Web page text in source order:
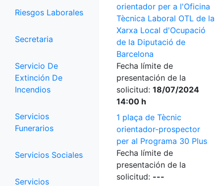
Riesgos Laborales
Secretaria
Servicio De
Extinción De
Incendios
Servicios
Funerarios
Servicios Sociales
Servicios
orientador per a l'Oficina
Tècnica Laboral OTL de la
Xarxa Local d'Ocupació
de la Diputació de
Barcelona
Fecha límite de
presentación de la
solicitud: 18/07/2024
14:00 h
1 plaça de Tècnic
orientador-prospector
per al Programa 30 Plus
Fecha límite de
presentación de la
solicitud: ---